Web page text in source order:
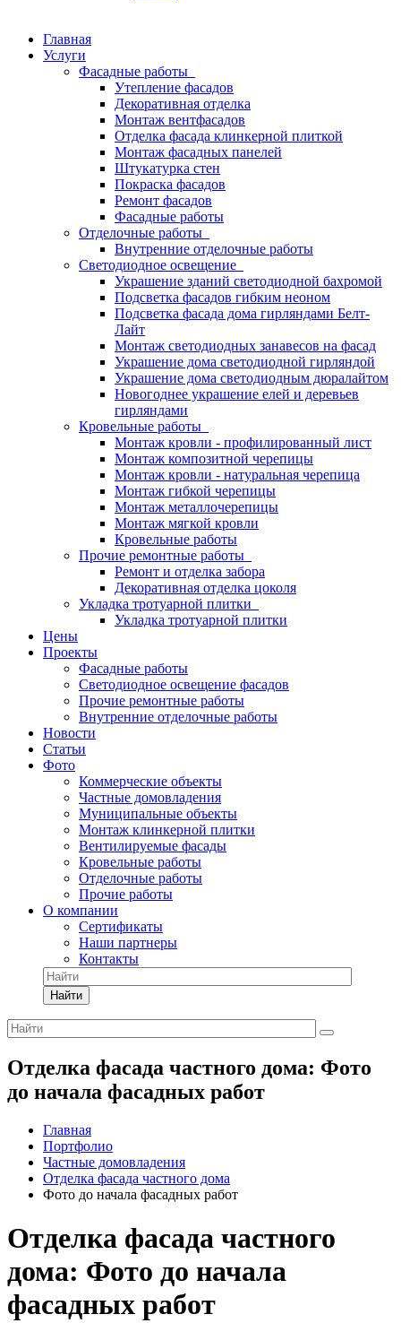
Главная
Услуги
Фасадные работы
Утепление фасадов
Декоративная отделка
Монтаж вентфасадов
Отделка фасада клинкерной плиткой
Монтаж фасадных панелей
Штукатурка стен
Покраска фасадов
Ремонт фасадов
Фасадные работы
Отделочные работы
Внутренние отделочные работы
Светодиодное освещение
Украшение зданий светодиодной бахромой
Подсветка фасадов гибким неоном
Подсветка фасада дома гирляндами Белт-
Лайт
Монтаж светодиодных занавесов на фасад
Украшение дома светодиодной гирляндой
Украшение дома светодиодным дюралайтом
Новогоднее украшение елей и деревьев
гирляндами
Кровельные работы
Монтаж кровли - профилированный лист
Монтаж композитной черепицы
Монтаж кровли - натуральная черепица
Монтаж гибкой черепицы
Монтаж металлочерепицы
Монтаж мягкой кровли
Кровельные работы
Прочие ремонтные работы
Ремонт и отделка забора
Декоративная отделка цоколя
Укладка тротуарной плитки
Укладка тротуарной плитки
Цены
Проекты
Фасадные работы
Светодиодное освещение фасадов
Прочие ремонтные работы
Внутренние отделочные работы
Новости
Статьи
Фото
Коммерческие объекты
Частные домовладения
Муниципальные объекты
Монтаж клинкерной плитки
Вентилируемые фасады
Кровельные работы
Отделочные работы
Прочие работы
О компании
Сертификаты
Наши партнеры
Контакты
Найти
Отделка фасада частного дома: Фото
до начала фасадных работ
Главная
Портфолио
Частные домовладения
Отделка фасада частного дома
Фото до начала фасадных работ
Отделка фасада частного
дома: Фото до начала
фасадных работ